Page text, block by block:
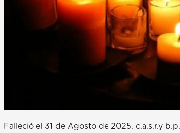
Falleció el 31 de Agosto de 2025. c.a.s.r.y b.p.